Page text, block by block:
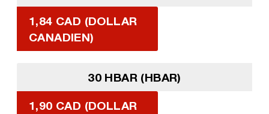
1,84 CAD (DOLLAR
CANADIEN)
30 HBAR (HBAR)
1,90 CAD (DOLLAR